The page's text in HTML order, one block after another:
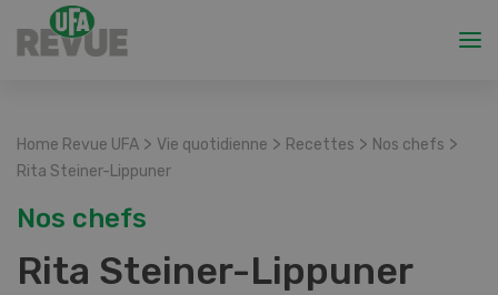
Home Revue UFA > Vie quotidienne > Recettes > Nos chefs >
Rita Steiner-Lippuner
Nos chefs
Rita Steiner-Lippuner